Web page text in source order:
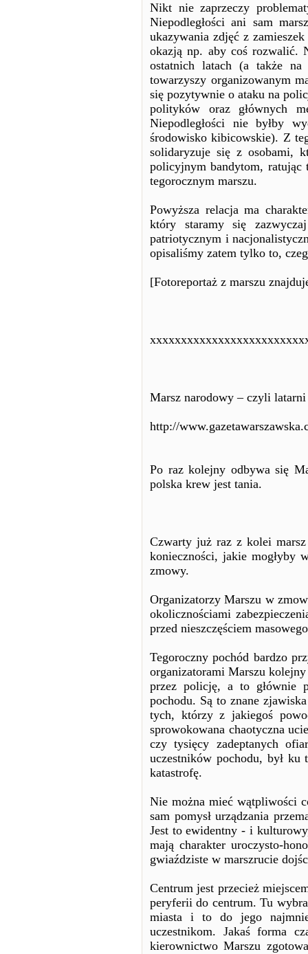
Nikt nie zaprzeczy
Niepodległości ani sam
ukazywania zdjęć z
okazją np. aby coś rozwalić.
ostatnich latach (a także
towarzyszy organizowanym
się pozytywnie o ataku na
polityków oraz głównych
Niepodległości nie byłby
środowisko kibicowskie). Z
solidaryzuje się z osobami,
policyjnym bandytom, ratując
tegorocznym marszu.
Powyższa relacja ma
który staramy się
patriotycznym i
opisaliśmy zatem tylko to,
[Fotoreportaż z marszu
Marsz narodowy – czyli latarni
http://
Po raz kolejny odbywa się
polska krew jest tania.
Czwarty już raz z kolei
konieczności, jakie mogłyby
zmowy.
Organizatorzy Marszu w
okolicznościami
przed nieszczęściem
Tegoroczny pochód bardzo
organizatorami Marszu
przez policję, a to głównie
pochodu. Są to znane
tych, którzy z jakiegoś
sprowokowana chaotyczna
czy tysięcy zadeptanych
uczestników pochodu, był
katastrofę.
Nie można mieć wątpliwości
sam pomysł urządzania
Jest to ewidentny - i
mają charakter uroczysto-
gwiaździste w marszrucie
Centrum jest przecież
peryferii do centrum. Tu
miasta i to do jego
uczestnikom. Jakaś forma
kierownictwo Marszu